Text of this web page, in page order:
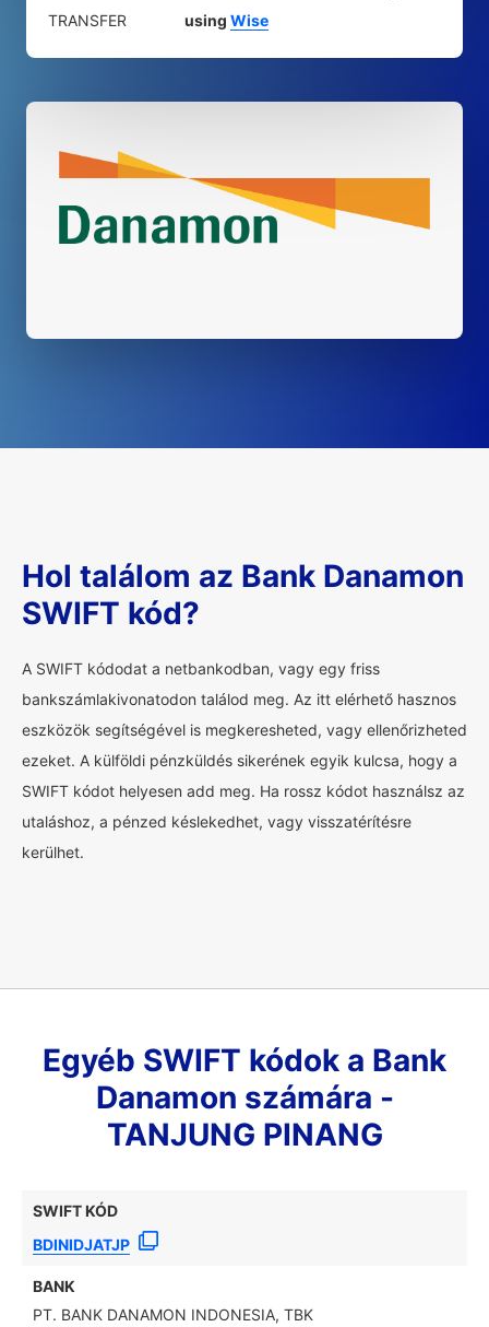
TRANSFER
using Wise
Hol találom az Bank Danamon
SWIFT kód?
A SWIFT kódodat a netbankodban, vagy egy friss
bankszámlakivonatodon találod meg. Az itt elérhető hasznos
eszközök segítségével is megkeresheted, vagy ellenőrizheted
ezeket. A külföldi pénzküldés sikerének egyik kulcsa, hogy a
SWIFT kódot helyesen add meg. Ha rossz kódot használsz az
utaláshoz, a pénzed késlekedhet, vagy visszatérítésre
kerülhet.
Egyéb SWIFT kódok a Bank
Danamon számára -
TANJUNG PINANG
SWIFT KÓD
BDINIDJATJP
BANK
PT. BANK DANAMON INDONESIA, TBK